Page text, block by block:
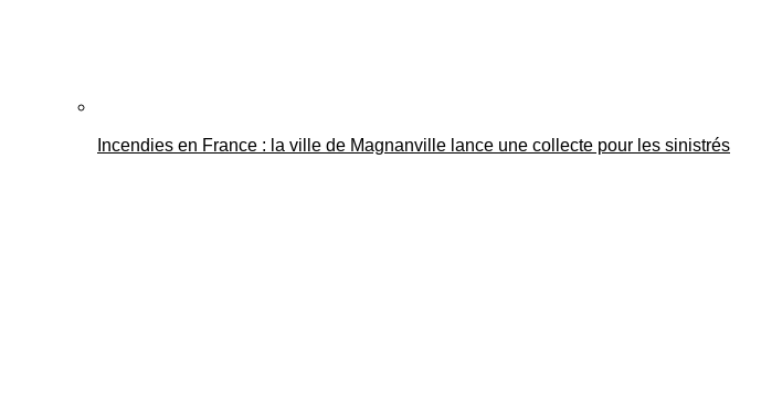
Incendies en France : la ville de Magnanville lance une collecte pour les sinistrés